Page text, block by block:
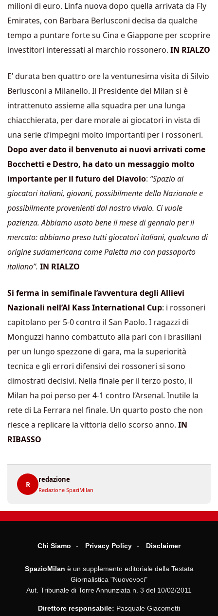
milioni di euro. Linfa nuova dopo quella arrivata da Fly
Emirates, con Barbara Berlusconi decisa da qualche
tempo a puntare forte su Cina e Giappone per scoprire
investitori interessati al marchio rossonero. IN RIALZO
E’ durata ben quattro ore la ventunesima visita di Silvio
Berlusconi a Milanello. Il Presidente del Milan si è
intrattenuto assieme alla squadra per una lunga
chiacchierata, per dare morale ai giocatori in vista di
una serie d’impegni molto importanti per i rossoneri.
Dopo aver dato il benvenuto ai nuovi arrivati come
Bocchetti e Destro, ha dato un messaggio molto
importante per il futuro del Diavolo: “Spazio ai
giocatori italiani, giovani, possibilmente della Nazionale e
possibilmente provenienti dal nostro vivaio. Ci vuole
pazienza. Abbiamo usato bene il mese di gennaio per il
mercato: abbiamo preso tutti giocatori italiani, qualcuno di
origine sudamericana come Paletta ma con passaporto
italiano”. IN RIALZO
Si ferma in semifinale l’avventura degli Allievi
Nazionali nell’Al Kass International Cup: i rossoneri
capitolano per 5-0 contro il San Paolo. I ragazzi di
Monguzzi hanno combattuto alla pari con i brasiliani
per un lungo spezzone di gara, ma la superiorità
tecnica e gli errori difensivi dei rossoneri si sono
dimostrati decisivi. Nella finale per il terzo posto, il
Milan ha poi perso per 4-1 contro l’Arsenal. Inutile la
rete di La Ferrara nel finale. Un quarto posto che non
riesce a replicare la vittoria dello scorso anno. IN
RIBASSO
R
redazione
Redazione SpaziMilan
Chi Siamo Privacy Policy Disclaimer
SpazioMilan è un supplemento editoriale della Testata
Giornalistica "Nuovevoci"
Aut. Tribunale di Torre Annunziata n. 3 del 10/02/2011
Direttore responsabile: Pasquale Giacometti